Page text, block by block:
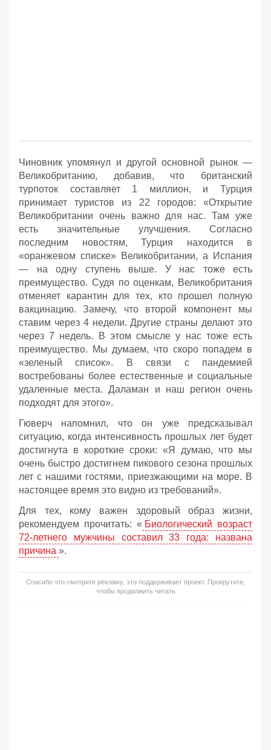
Чиновник упомянул и другой основной рынок —
Великобританию, добавив, что британский
турпоток составляет 1 миллион, и Турция
принимает туристов из 22 городов: «Открытие
Великобритании очень важно для нас. Там уже
есть значительные улучшения. Согласно
последним новостям, Турция находится в
«оранжевом списке» Великобритании, а Испания
— на одну ступень выше. У нас тоже есть
преимущество. Судя по оценкам, Великобритания
отменяет карантин для тех, кто прошел полную
вакцинацию. Замечу, что второй компонент мы
ставим через 4 недели. Другие страны делают это
через 7 недель. В этом смысле у нас тоже есть
преимущество. Мы думаем, что скоро попадем в
«зеленый список». В связи с пандемией
востребованы более естественные и социальные
удаленные места. Даламан и наш регион очень
подходят для этого».
Гюверч напомнил, что он уже предсказывал
ситуацию, когда интенсивность прошлых лет будет
достигнута в короткие сроки: «Я думаю, что мы
очень быстро достигнем пикового сезона прошлых
лет с нашими гостями, приезжающими на море. В
настоящее время это видно из требований».
Для тех, кому важен здоровый образ жизни,
рекомендуем прочитать: « Биологический возраст
72-летнего мужчины составил 33 года: названа
причина ».
Спасибо что смотрите рекламу, это поддерживает проект. Прокрутите,
чтобы продолжить читать